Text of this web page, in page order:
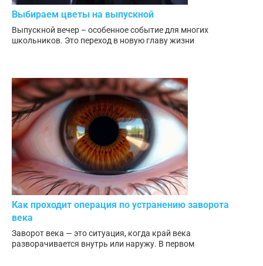
Выбираем цветы на выпускной
Выпускной вечер – особенное событие для многих
школьников. Это переход в новую главу жизни
Как проходит операция по устранению заворота
века
Заворот века — это ситуация, когда край века
разворачивается внутрь или наружу. В первом